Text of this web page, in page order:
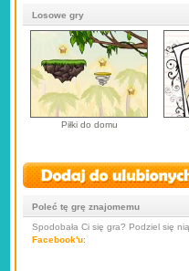
Losowe gry
Piłki do domu
Poleć tę grę znajomemu
Spodobała Ci się gra? Podziel się
Facebook'u: